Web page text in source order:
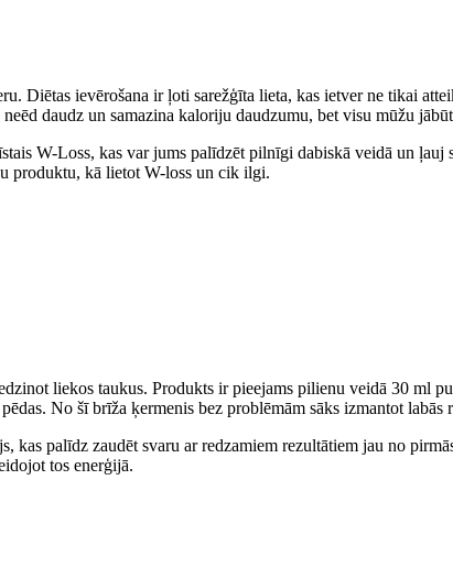
Diētas ievērošana ir ļoti sarežģīta lieta, kas ietver ne tikai
daudz un samazina kaloriju daudzumu, bet visu mūžu
W-Loss, kas var jums palīdzēt pilnīgi dabiskā veidā un ļauj
produktu, kā lietot W-loss un cik ilgi.
liekos taukus. Produkts ir pieejams pilienu veidā 30 ml
No šī brīža ķermenis bez problēmām sāks izmantot labās
kas palīdz zaudēt svaru ar redzamiem rezultātiem jau no
tos enerģijā.